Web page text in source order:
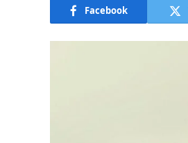
Facebook